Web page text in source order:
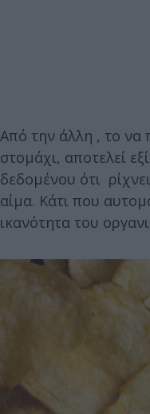
Από την άλλη , το να
στομάχι, αποτελεί
δεδομένου ότι
αίμα. Κάτι που
ικανότητα του